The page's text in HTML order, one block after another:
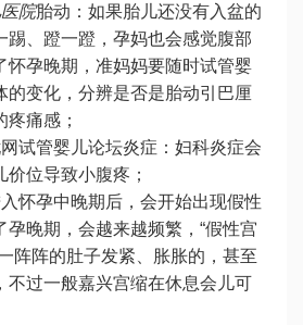
院胎动：如果胎儿还没有入盆的
踢、蹬一蹬，孕妈也会感觉腹部
怀孕晚期，准妈妈要随时试管婴
的变化，分辨是否是胎动引 巴厘
疼痛感；
试管婴儿论坛炎症：妇科炎症会
价位导致小腹疼；
怀孕中晚期后，会开始出现假性
孕晚期，会越来越频繁，“假性宫
阵阵的肚子发紧、胀胀的，甚至
不过一般嘉兴宫缩在休息会儿可